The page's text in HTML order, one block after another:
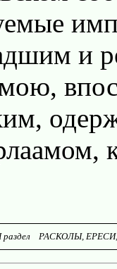
и
раздел РАСКОЛЫ,